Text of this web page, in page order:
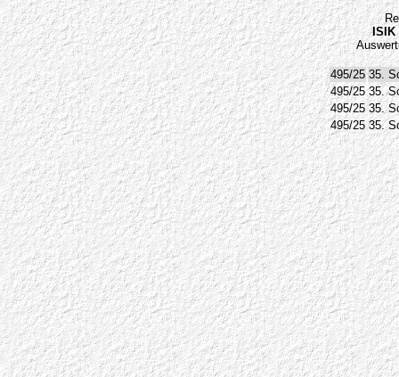
ISIK
495/25 35.
495/25 35.
495/25 35.
495/25 35.